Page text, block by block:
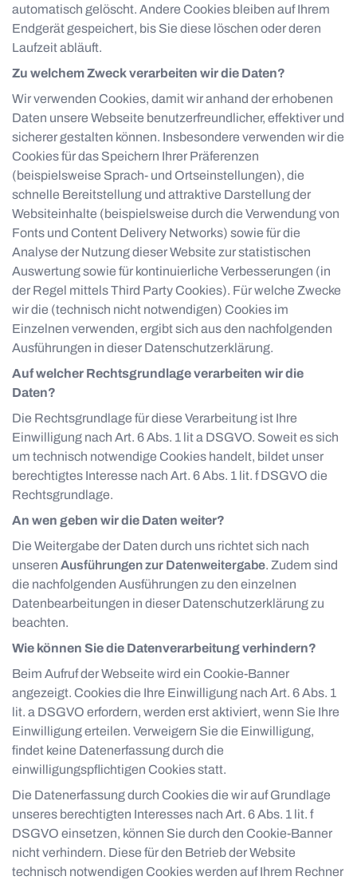
automatisch gelöscht. Andere Cookies bleiben auf Ihrem
Endgerät gespeichert, bis Sie diese löschen oder deren
Laufzeit abläuft.
Zu welchem Zweck verarbeiten wir die Daten?
Wir verwenden Cookies, damit wir anhand der erhobenen
Daten unsere Webseite benutzerfreundlicher, effektiver und
sicherer gestalten können. Insbesondere verwenden wir die
Cookies für das Speichern Ihrer Präferenzen
(beispielsweise Sprach- und Ortseinstellungen), die
schnelle Bereitstellung und attraktive Darstellung der
Websiteinhalte (beispielsweise durch die Verwendung von
Fonts und Content Delivery Networks) sowie für die
Analyse der Nutzung dieser Website zur statistischen
Auswertung sowie für kontinuierliche Verbesserungen (in
der Regel mittels Third Party Cookies). Für welche Zwecke
wir die (technisch nicht notwendigen) Cookies im
Einzelnen verwenden, ergibt sich aus den nachfolgenden
Ausführungen in dieser Datenschutzerklärung.
Auf welcher Rechtsgrundlage verarbeiten wir die
Daten?
Die Rechtsgrundlage für diese Verarbeitung ist Ihre
Einwilligung nach Art. 6 Abs. 1 lit a DSGVO. Soweit es sich
um technisch notwendige Cookies handelt, bildet unser
berechtigtes Interesse nach Art. 6 Abs. 1 lit. f DSGVO die
Rechtsgrundlage.
An wen geben wir die Daten weiter?
Die Weitergabe der Daten durch uns richtet sich nach
unseren Ausführungen zur Datenweitergabe. Zudem sind
die nachfolgenden Ausführungen zu den einzelnen
Datenbearbeitungen in dieser Datenschutzerklärung zu
beachten.
Wie können Sie die Datenverarbeitung verhindern?
Beim Aufruf der Webseite wird ein Cookie-Banner
angezeigt. Cookies die Ihre Einwilligung nach Art. 6 Abs. 1
lit. a DSGVO erfordern, werden erst aktiviert, wenn Sie Ihre
Einwilligung erteilen. Verweigern Sie die Einwilligung,
findet keine Datenerfassung durch die
einwilligungspflichtigen Cookies statt.
Die Datenerfassung durch Cookies die wir auf Grundlage
unseres berechtigten Interesses nach Art. 6 Abs. 1 lit. f
DSGVO einsetzen, können Sie durch den Cookie-Banner
nicht verhindern. Diese für den Betrieb der Website
technisch notwendigen Cookies werden auf Ihrem Rechner